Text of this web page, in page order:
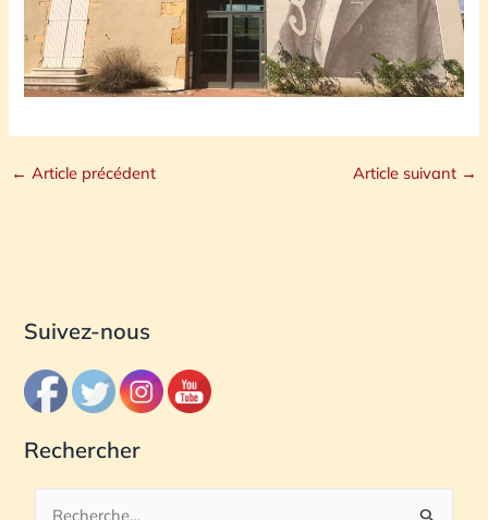
← Article précédent Article suivant →
Suivez-nous
Rechercher